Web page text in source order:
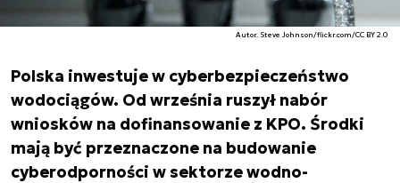
Autor. Steve Johnson/flickr.com/CC BY 2.0
Polska inwestuje w cyberbezpieczeństwo
wodociągów. Od września ruszył nabór
wniosków na dofinansowanie z KPO. Środki
mają być przeznaczone na budowanie
cyberodporności w sektorze wodno-